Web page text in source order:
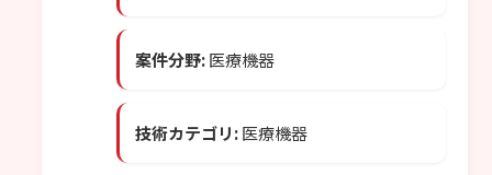
案件分野:医療機器
技術カテゴリ:医療機器